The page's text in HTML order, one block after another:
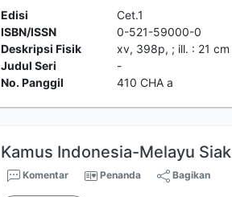
Edisi
Cet.1
ISBN/ISSN
0-521-59000-0
Deskripsi Fisik
xv, 398p, ; ill. : 21 cm
Judul Seri
-
No. Panggil
410 CHA a
Kamus Indonesia-Melayu Siak
Komentar Penanda Bagikan